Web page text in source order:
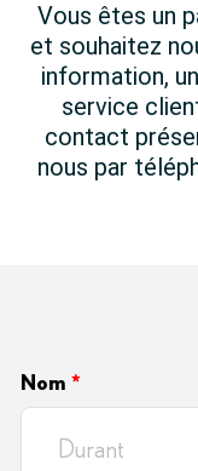
Vous êtes un
et souhaitez
information,
service
contact
nous par
Nom *